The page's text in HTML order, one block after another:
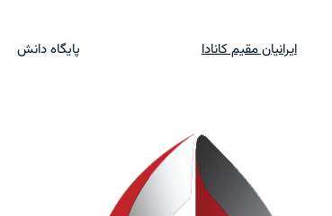
ایرانیان مقیم کانادا پایگاه دانش